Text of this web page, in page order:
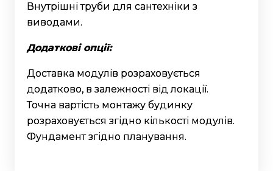
Внутрішні труби для сантехніки з
виводами.
Додаткові опції:
Доставка модулів розраховується
додатково, в залежності від локації.
Точна вартість монтажу будинку
розраховується згідно кількості модулів.
Фундамент згідно планування.